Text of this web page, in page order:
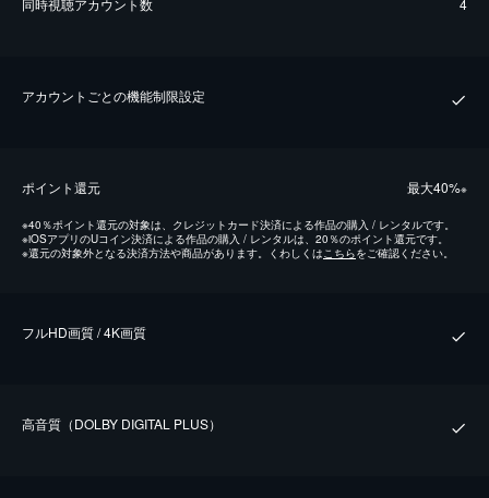
同時視聴アカウント数 4
アカウントごとの機能制限設定
ポイント還元 最⼤40%※
※40％ポイント還元の対象は、クレジットカード決済による作品の購入 / レンタルです。
※iOSアプリのUコイン決済による作品の購入 / レンタルは、20％のポイント還元です。
※還元の対象外となる決済方法や商品があります。くわしくはこちらをご確認ください。
フルHD画質 / 4K画質
⾼⾳質（DOLBY DIGITAL PLUS）